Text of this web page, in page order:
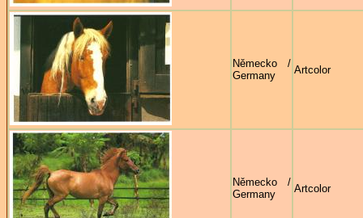
Německo /
Germany
Artcolor
Německo /
Germany
Artcolor